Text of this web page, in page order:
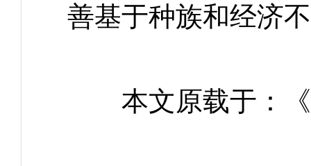
善基于种族和经济
本文原载于：《